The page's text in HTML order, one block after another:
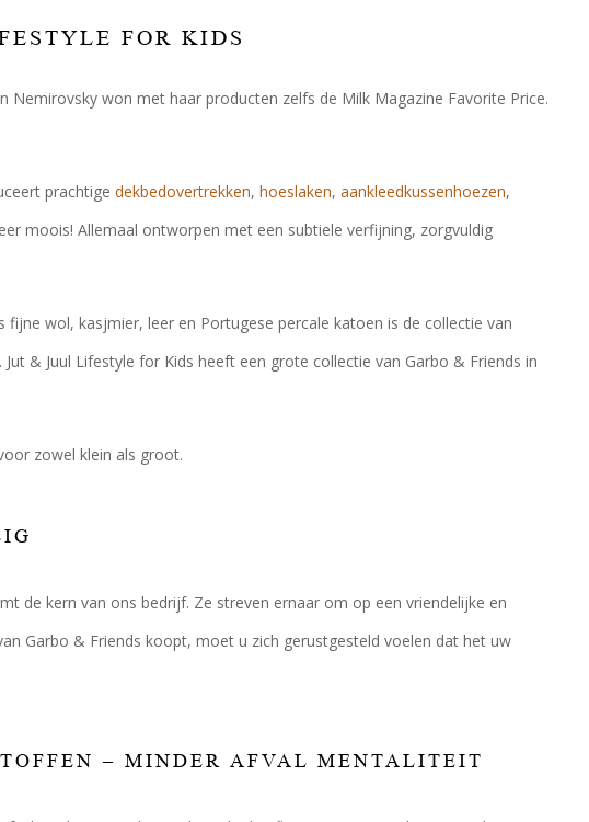
FOR KIDS
Nemirovsky won met haar producten zelfs de Milk Magazine Favorite Price.
prachtige dekbedovertrekken, hoeslaken, aankleedkussenhoezen,
moois! Allemaal ontworpen met een subtiele verfijning, zorgvuldig
wol, kasjmier, leer en Portugese percale katoen is de collectie van
& Juul Lifestyle for Kids heeft een grote collectie van Garbo & Friends in
zowel klein als groot.
de kern van ons bedrijf. Ze streven ernaar om op een vriendelijke en
Garbo & Friends koopt, moet u zich gerustgesteld voelen dat het uw
– MINDER AFVAL MENTALITEIT